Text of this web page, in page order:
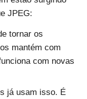
JPEG:
tornar os
mantém com
com novas
já usam isso. É